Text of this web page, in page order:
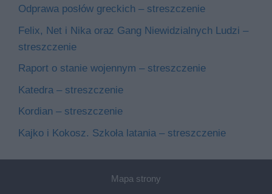
Odprawa posłów greckich – streszczenie
Felix, Net i Nika oraz Gang Niewidzialnych Ludzi –
streszczenie
Raport o stanie wojennym – streszczenie
Katedra – streszczenie
Kordian – streszczenie
Kajko i Kokosz. Szkoła latania – streszczenie
Mapa strony